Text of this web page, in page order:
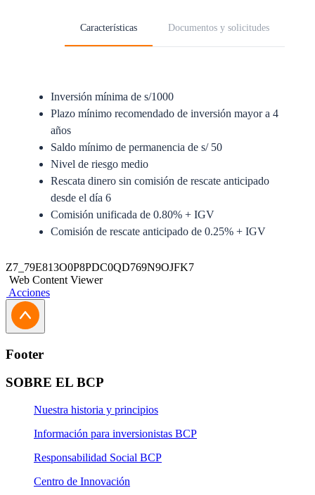
Características Documentos y solicitudes
Inversión mínima de s/1000
Plazo mínimo recomendado de inversión mayor a 4
años
Saldo mínimo de permanencia de s/ 50
Nivel de riesgo medio
Rescata dinero sin comisión de rescate anticipado
desde el día 6
Comisión unificada de 0.80% + IGV
Comisión de rescate anticipado de 0.25% + IGV
Prospecto Simplificado
Solicitud de Traspaso
Solicitud de Rescate Programado
Solicitud de Suscripción
Solicitud de Suscripción Programada
Z7_79E813O0P8PDC0QD769N9OJFK7
Web Content Viewer
Acciones
Footer
SOBRE EL BCP
Nuestra historia y principios
Información para inversionistas BCP
Responsabilidad Social BCP
Centro de Innovación